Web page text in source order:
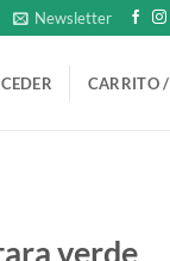
Newsletter
CARRITO /
verde